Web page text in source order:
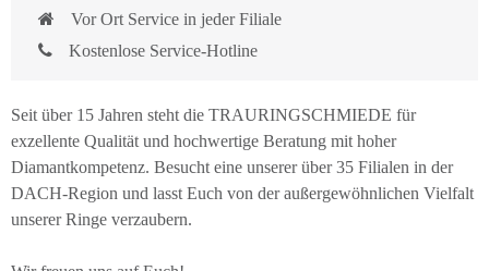
Vor Ort Service in jeder Filiale
Kostenlose Service-Hotline
Seit über 15 Jahren steht die TRAURINGSCHMIEDE für
exzellente Qualität und hochwertige Beratung mit hoher
Diamantkompetenz. Besucht eine unserer über 35 Filialen in der
DACH-Region und lasst Euch von der außergewöhnlichen Vielfalt
unserer Ringe verzaubern.